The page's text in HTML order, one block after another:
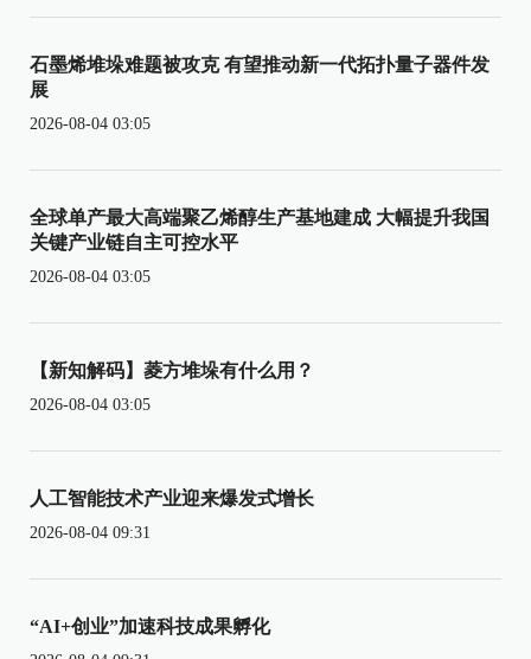
石墨烯堆垛难题被攻克 有望推动新一代拓扑量子器件发
展
2026-08-04 03:05
全球单产最大高端聚乙烯醇生产基地建成 大幅提升我国
关键产业链自主可控水平
2026-08-04 03:05
【新知解码】菱方堆垛有什么用？
2026-08-04 03:05
人工智能技术产业迎来爆发式增长
2026-08-04 09:31
“AI+创业”加速科技成果孵化